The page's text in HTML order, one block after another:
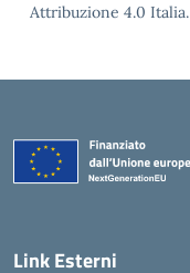
Attribuzione 4.0 Italia.
Link Esterni